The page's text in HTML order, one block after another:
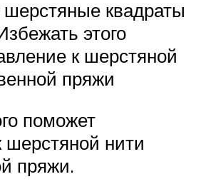
шерстяные квадраты
этого
к шерстяной
пряжи
поможет
шерстяной нити
пряжи.